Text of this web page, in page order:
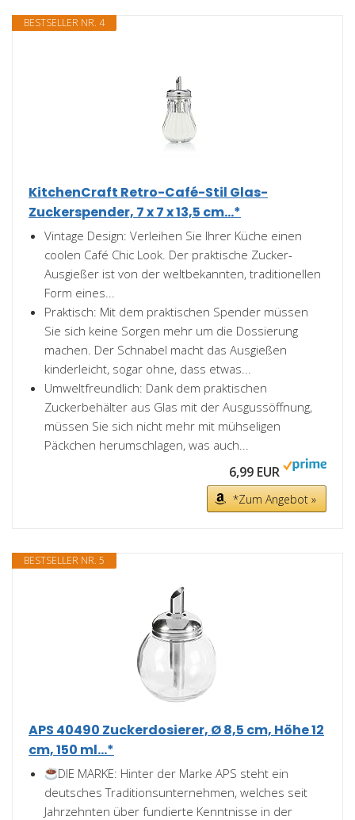
BESTSELLER NR. 4
KitchenCraft Retro-Café-Stil Glas-
Zuckerspender, 7 x 7 x 13,5 cm...*
Vintage Design: Verleihen Sie Ihrer Küche einen
coolen Café Chic Look. Der praktische Zucker-
Ausgießer ist von der weltbekannten, traditionellen
Form eines...
Praktisch: Mit dem praktischen Spender müssen
Sie sich keine Sorgen mehr um die Dossierung
machen. Der Schnabel macht das Ausgießen
kinderleicht, sogar ohne, dass etwas...
Umweltfreundlich: Dank dem praktischen
Zuckerbehälter aus Glas mit der Ausgussöffnung,
müssen Sie sich nicht mehr mit mühseligen
Päckchen herumschlagen, was auch...
6,99 EUR
*Zum Angebot »
BESTSELLER NR. 5
APS 40490 Zuckerdosierer, Ø 8,5 cm, Höhe 12
cm, 150 ml...*
DIE MARKE: Hinter der Marke APS steht ein
deutsches Traditionsunternehmen, welches seit
Jahrzehnten über fundierte Kenntnisse in der